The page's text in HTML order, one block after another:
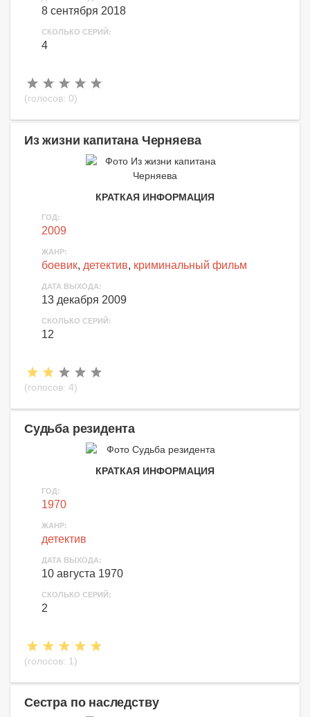
8 сентября 2018
СКОЛЬКО СЕРИЙ:
4
(голосов: 0)
Из жизни капитана Черняева
КРАТКАЯ ИНФОРМАЦИЯ
ГОД:
2009
ЖАНР:
боевик, детектив, криминальный фильм
ДАТА ВЫХОДА:
13 декабря 2009
СКОЛЬКО СЕРИЙ:
12
(голосов: 4)
Судьба резидента
КРАТКАЯ ИНФОРМАЦИЯ
ГОД:
1970
ЖАНР:
детектив
ДАТА ВЫХОДА:
10 августа 1970
СКОЛЬКО СЕРИЙ:
2
(голосов: 1)
Сестра по наследству